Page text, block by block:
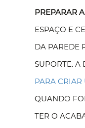
PREPARAR
ESPAÇO E
DA PAREDE
SUPORTE. A
PARA
QUANDO
TER O